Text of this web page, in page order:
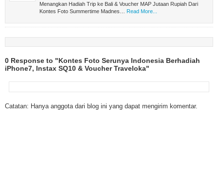
Menangkan Hadiah Trip ke Bali & Voucher MAP Jutaan Rupiah Dari
Kontes Foto Summertime Madnes…
Read More...
0 Response to "Kontes Foto Serunya Indonesia Berhadiah
iPhone7, Instax SQ10 & Voucher Traveloka"
Catatan: Hanya anggota dari blog ini yang dapat mengirim komentar.